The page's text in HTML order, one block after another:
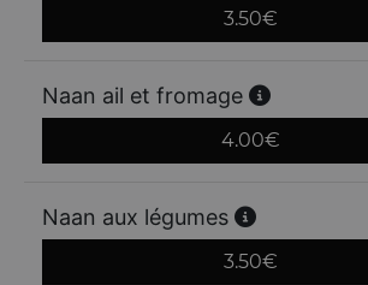
3.50€
Naan ail et fromage
4.00€
Naan aux légumes
3.50€